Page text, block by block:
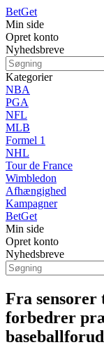
BetGet
Min side
Opret konto
Nyhedsbreve
Kategorier
NBA
PGA
NFL
MLB
Formel 1
NHL
Tour de France
Wimbledon
Afhængighed
Kampagner
BetGet
Min side
Opret konto
Nyhedsbreve
Fra
forbedrer